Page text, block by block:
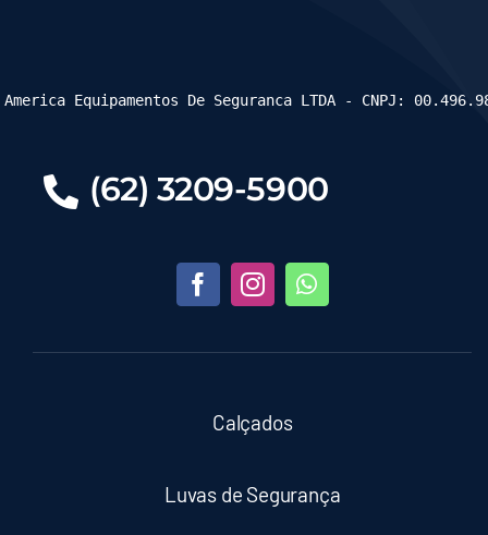
(62) 3209-5900
Calçados
Luvas de Segurança
Equipamentos De Seguranca LTDA - CNPJ: